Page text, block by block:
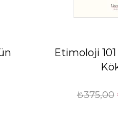
Etimoloji
₺375,00